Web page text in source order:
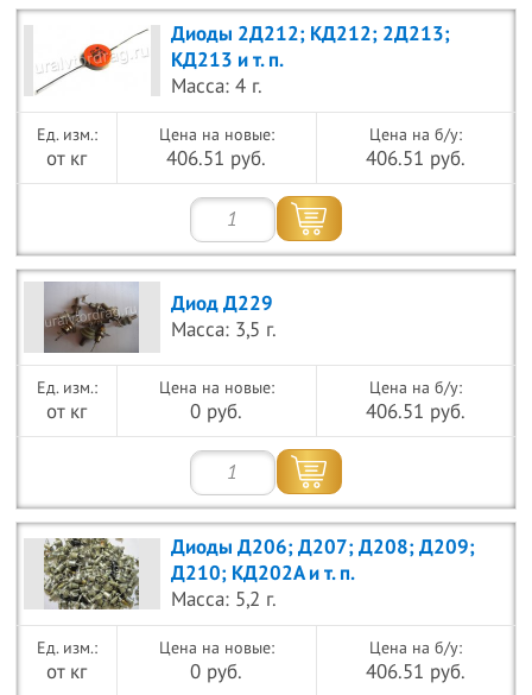
Диоды 2Д212; КД212; 2Д213;
КД213 и т. п.
Масса: 4 г.
от кг
Цена на новые:
406.51 руб.
Цена на б/у:
406.51 руб.
Диод Д229
Масса: 3,5 г.
от кг
Цена на новые:
0 руб.
Цена на б/у:
406.51 руб.
Диоды Д206; Д207; Д208; Д209;
Д210; КД202А и т. п.
Масса: 5,2 г.
от кг
Цена на новые:
0 руб.
Цена на б/у:
406.51 руб.